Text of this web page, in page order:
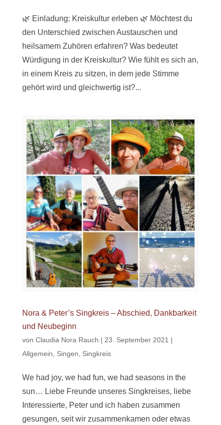
🌿 Einladung: Kreiskultur erleben 🌿 Möchtest du
den Unterschied zwischen Austauschen und
heilsamem Zuhören erfahren? Was bedeutet
Würdigung in der Kreiskultur? Wie fühlt es sich an,
in einem Kreis zu sitzen, in dem jede Stimme
gehört wird und gleichwertig ist?...
Nora & Peter’s Singkreis – Abschied, Dankbarkeit
und Neubeginn
von Claudia Nora Rauch | 23. September 2021 |
Allgemein
Singen Singkreis
We had joy, we had fun, we had seasons in the
sun… Liebe Freunde unseres Singkreises, liebe
Interessierte, Peter und ich haben zusammen
gesungen, seit wir zusammenkamen oder etwas